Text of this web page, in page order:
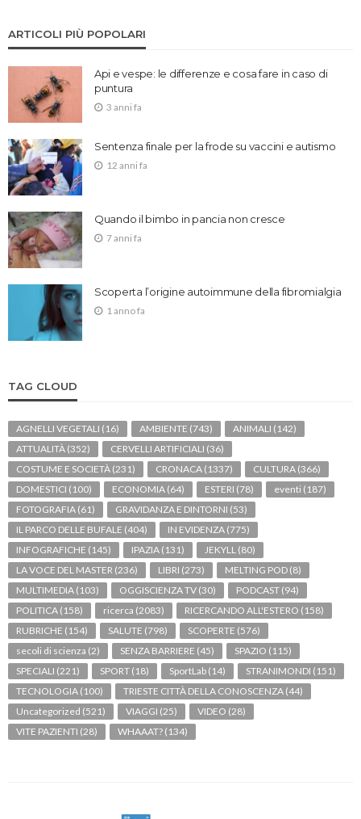
ARTICOLI PIÙ POPOLARI
Api e vespe: le differenze e cosa fare in caso di
puntura
3 anni fa
Sentenza finale per la frode su vaccini e autismo
12 anni fa
Quando il bimbo in pancia non cresce
7 anni fa
Scoperta l’origine autoimmune della fibromialgia
1 anno fa
TAG CLOUD
AGNELLI VEGETALI (16) AMBIENTE (743) ANIMALI (142)
ATTUALITÀ (352) CERVELLI ARTIFICIALI (36)
COSTUME E SOCIETÀ (231) CRONACA (1337) CULTURA (366)
DOMESTICI (100) ECONOMIA (64) ESTERI (78) eventi (187)
FOTOGRAFIA (61) GRAVIDANZA E DINTORNI (53)
IL PARCO DELLE BUFALE (404) IN EVIDENZA (775)
INFOGRAFICHE (145) IPAZIA (131) JEKYLL (80)
LA VOCE DEL MASTER (236) LIBRI (273) MELTING POD (8)
MULTIMEDIA (103) OGGISCIENZA TV (30) PODCAST (94)
POLITICA (158) ricerca (2083) RICERCANDO ALL'ESTERO (158)
RUBRICHE (154) SALUTE (798) SCOPERTE (576)
secoli di scienza (2) SENZA BARRIERE (45) SPAZIO (115)
SPECIALI (221) SPORT (18) SportLab (14) STRANIMONDI (151)
TECNOLOGIA (100) TRIESTE CITTÀ DELLA CONOSCENZA (44)
Uncategorized (521) VIAGGI (25) VIDEO (28)
VITE PAZIENTI (28) WHAAAT? (134)